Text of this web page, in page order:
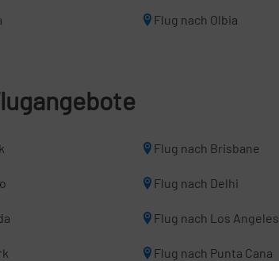
Flug nach Olbia
Flug nach Brisbane
Flug nach Delhi
Flug nach Los Angeles
Flug nach Punta Cana